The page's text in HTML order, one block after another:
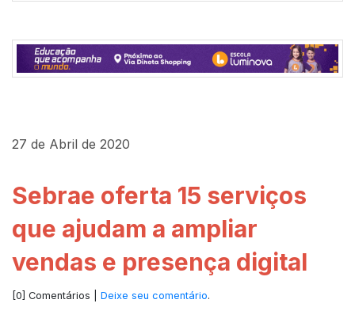
27 de Abril de 2020
Sebrae oferta 15 serviços
que ajudam a ampliar
vendas e presença digital
[0] Comentários | Deixe seu comentário.